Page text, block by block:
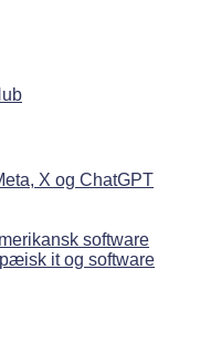
X og ChatGPT
software
it og software